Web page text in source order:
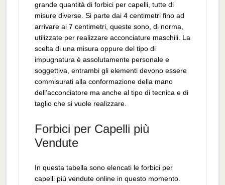
grande quantità di forbici per capelli, tutte di
misure diverse. Si parte dai 4 centimetri fino ad
arrivare ai 7 centimetri, queste sono, di norma,
utilizzate per realizzare acconciature maschili. La
scelta di una misura oppure del tipo di
impugnatura è assolutamente personale e
soggettiva, entrambi gli elementi devono essere
commisurati alla conformazione della mano
dell’acconciatore ma anche al tipo di tecnica e di
taglio che si vuole realizzare.
Forbici per Capelli più
Vendute
In questa tabella sono elencati le forbici per
capelli più vendute online in questo momento.